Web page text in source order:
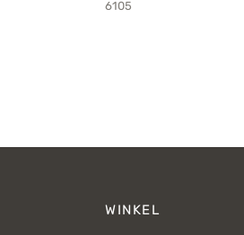
6105
WINKEL